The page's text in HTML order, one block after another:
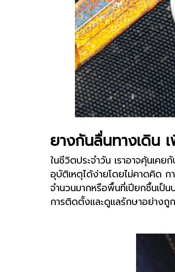
ยางกันลื่นทางเดิน
ในชีวิตประจำวัน เราอาจคุ้นเค
อุบัติเหตุได้ง่ายโดยไม่คาดคิด ก
จำนวนมากหรือพื้นที่เปียกชื้นเป็
การติดตั้งและดูแลรักษาอย่าง